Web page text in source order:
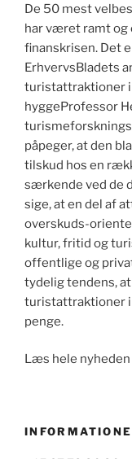
De 50 mest
har været ramt og
finanskrisen. Det
ErhvervsBladets
turistattraktioner i
hyggeProfessor
påpeger, at den
tilskud hos en
særkende ved de
sige, at en del af
overskuds-
kultur, fritid og
offentlige og
tydelig tendens,
turistattraktioner i
penge.
Læs hele